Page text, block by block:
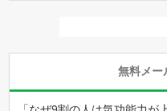
無料メー